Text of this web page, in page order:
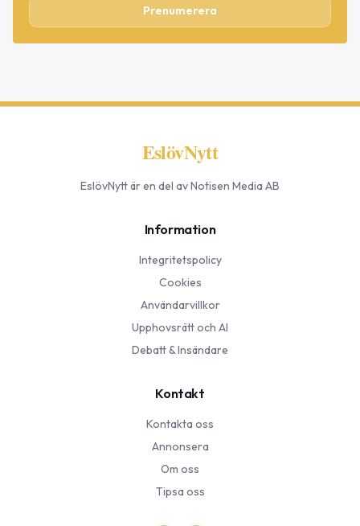
Prenumerera
EslövNytt
EslövNyttär en del av Notisen Media AB
Information
Integritetspolicy
Cookies
Användarvillkor
Upphovsrätt och AI
Debatt & Insändare
Kontakt
Kontakta oss
Annonsera
Om oss
Tipsa oss